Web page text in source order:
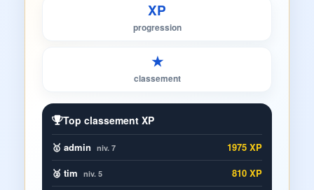
XP
progression
★
classement
Top classement XP
🥇 admin niv. 7
1975 XP
🥈 tim niv. 5
810 XP